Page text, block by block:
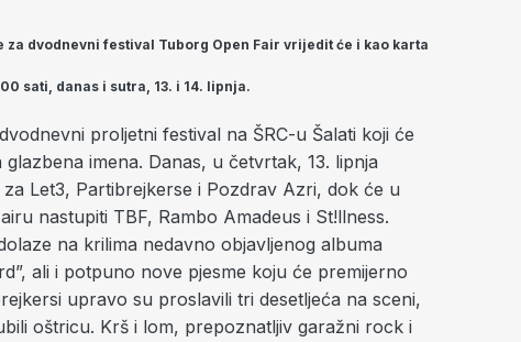
za dvodnevni festival Tuborg Open Fair vrijedit će i kao karta
sati, danas i sutra, 13. i 14. lipnja.
proljetni festival na ŠRC-u Šalati koji će
imena. Danas, u četvrtak, 13. lipnja
Let3, Partibrejkerse i Pozdrav Azri, dok će u
nastupiti TBF, Rambo Amadeus i St!llness.
na krilima nedavno objavljenog albuma
ali i potpuno nove pjesme koju će premijerno
upravo su proslavili tri desetljeća na sceni,
oštricu. Krš i lom, prepoznatljiv garažni rock i